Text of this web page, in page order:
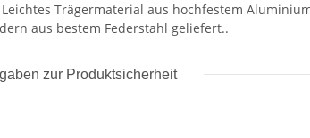
Trägermaterial aus hochfestem
aus bestem Federstahl geliefert..
zur Produktsicherheit